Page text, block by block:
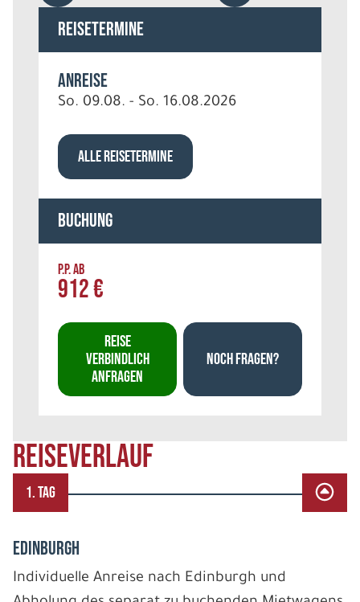
REISEVERLAUF
1. TAG
EDINBURGH
Individuelle Anreise nach Edinburgh und
Reisetermine
Anreise
So. 09.08. - So. 16.08.2026
ALLE REISETERMINE
Buchung
P.P. AB
912 €
REISE
VERBINDLICH
ANFRAGEN
NOCH FRAGEN?